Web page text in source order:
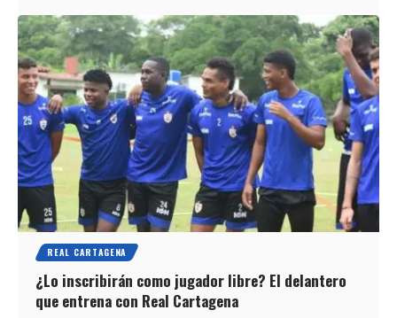
REAL CARTAGENA
¿Lo inscribirán como jugador libre? El delantero
que entrena con Real Cartagena